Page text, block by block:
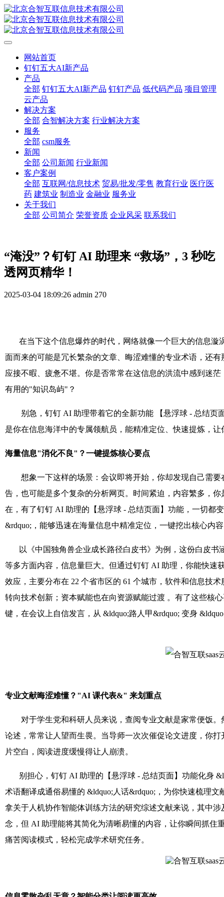
网站首页
钉钉五大AI新产品
产品
全部 钉钉五大AI新产品 钉钉产品 低代码产品 项目管理
云产品
解决方案
全部 合智解决方案 行业解决方案
服务
全部 csm服务
新闻
全部 公司新闻 行业新闻
客户案例
全部 互联网/信息技术 贸易/批发/零售 教育行业 医疗医
药 建筑业 制造业 金融业 服务业
关于我们
全部 公司简介 荣誉资质 企业风采 联系我们
“淹没”？钉钉 AI 助理来 “救场”，3 秒吃
透网页精华！
2025-03-04 18:09:26 admin 270
在当下这个信息爆炸的时代，网络就像一个巨大的信息漩
面而来的可能是冗长繁杂的文章、晦涩难懂的专业术语，还
应接不暇、疲惫不堪。你是否常常在这信息的洪流中感到迷
有用的"知识岛屿"？
别急，钉钉 AI 助理带着它的全新功能 【悬浮球 - 总结页
是你在信息海洋中的专属领航员，能精准定位、快速提炼，让
海量信息"消化不良"？一键提炼核心要点
想象一下这样的场景：会议即将开始，你却发现自己需要
告，也可能是多个复杂的分析网页。时间紧迫，内容繁多，
在，有了钉钉 AI 助理的【悬浮球 - 总结页面】功能，一切都
&rdquo;，能够迅速在海量信息中精准定位，一键挖出核心内
以《中国独角兽企业成长路径白皮书》为例，这份白皮书
等多方面内容，信息量巨大。但通过钉钉 AI 助理，你能快速
效应，主要分布在 22 个省市区的 61 个城市，软件和信息技
转向技术创新；资本赋能也在向资源赋能过渡 。有了这些核
键，在会议上自信发言，从 &ldquo;路人甲&rdquo; 变身
专业文献晦涩难懂？"AI 课代表&" 来划重点
对于学生党和科研人员来说，查阅专业文献是家常便饭。
论述，常常让人望而生畏。当导师一次次催促论文进度，你
片空白，阅读进度缓慢得让人崩溃。
别担心，钉钉 AI 助理的【悬浮球 - 总结页面】功能化身
术语翻译成通俗易懂的 &ldquo;人话&rdquo;，为你快速梳理
拿关于人机协作智能体训练方法的研究综述文献来说，其中
念，但 AI 助理能将其简化为清晰易懂的内容，让你瞬间抓住
痛苦阅读模式，轻松完成学术研究任务。